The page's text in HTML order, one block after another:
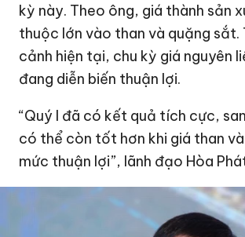
kỳ này. Theo ông, giá thành sản
thuộc lớn vào than và quặng sắt.
cảnh hiện tại, chu kỳ giá nguyên
đang diễn biến thuận lợi.
“Quý I đã có kết quả tích cực,
có thể còn tốt hơn khi giá than
mức thuận lợi”, lãnh đạo Hòa